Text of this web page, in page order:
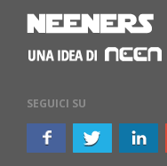
SEGUICI SU